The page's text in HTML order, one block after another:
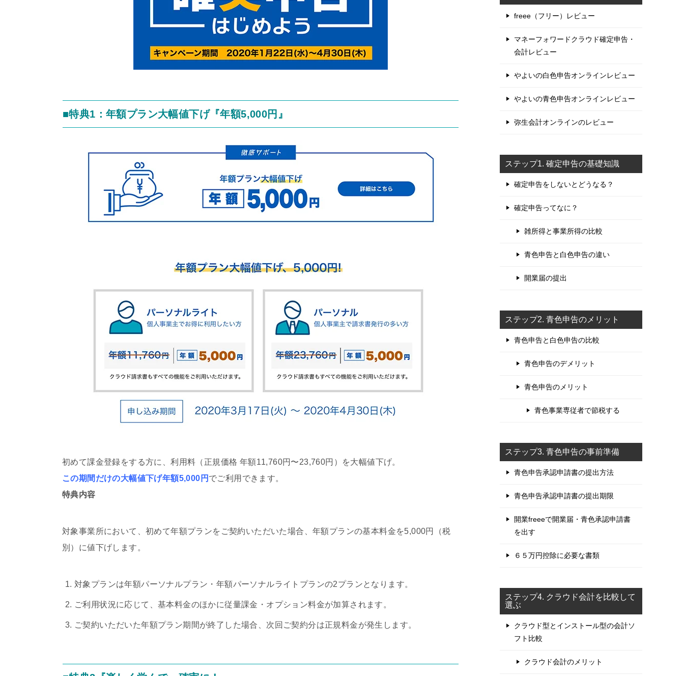
■特典1：年額プラン大幅値下げ『年額5,000円』
初めて課金登録をする方に、利用料（正規価格 年額11,760円〜23,760円）を大幅値下げ。
この期間だけの大幅値下げ年額5,000円 でご利用できます。
特典内容
対象事業所において、初めて年額プランをご契約いただいた場合、年額プランの基本料金を5,000円（税
別）に値下げします。
対象プランは年額パーソナルプラン・年額パーソナルライトプランの2プランとなります。
ご利用状況に応じて、基本料金のほかに従量課金・オプション料金が加算されます。
ご契約いただいた年額プラン期間が終了した場合、次回ご契約分は正規料金が発生します。
freee（フリー）レビュー
マネーフォワードクラウド確定申告・
会計レビュー
やよいの白色申告オンラインレビュー
やよいの青色申告オンラインレビュー
弥生会計オンラインのレビュー
ステップ1. 確定申告の基礎知識
確定申告をしないとどうなる？
確定申告ってなに？
雑所得と事業所得の比較
青色申告と白色申告の違い
開業届の提出
ステップ2. 青色申告のメリット
青色申告と白色申告の比較
青色申告のデメリット
青色申告のメリット
青色事業専従者で節税する
ステップ3. 青色申告の事前準備
青色申告承認申請書の提出方法
青色申告承認申請書の提出期限
開業freeeで開業届・青色承認申請書
を出す
６５万円控除に必要な書類
ステップ4. クラウド会計を比較して
選ぶ
クラウド型とインストール型の会計ソ
フト比較
クラウド会計のメリット